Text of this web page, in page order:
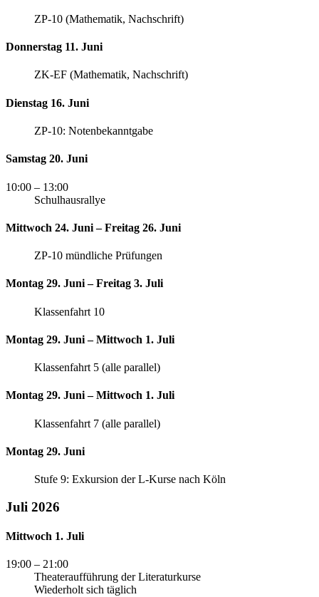
ZP-10 (Mathematik, Nachschrift)
Donnerstag 11. Juni
ZK-EF (Mathematik, Nachschrift)
Dienstag 16. Juni
ZP-10: Notenbekanntgabe
Samstag 20. Juni
10:00 – 13:00
Schulhausrallye
Mittwoch 24. Juni – Freitag 26. Juni
ZP-10 mündliche Prüfungen
Montag 29. Juni – Freitag 3. Juli
Klassenfahrt 10
Montag 29. Juni – Mittwoch 1. Juli
Klassenfahrt 5 (alle parallel)
Montag 29. Juni – Mittwoch 1. Juli
Klassenfahrt 7 (alle parallel)
Montag 29. Juni
Stufe 9: Exkursion der L-Kurse nach Köln
Juli 2026
Mittwoch 1. Juli
19:00 – 21:00
Theateraufführung der Literaturkurse
Wiederholt sich täglich